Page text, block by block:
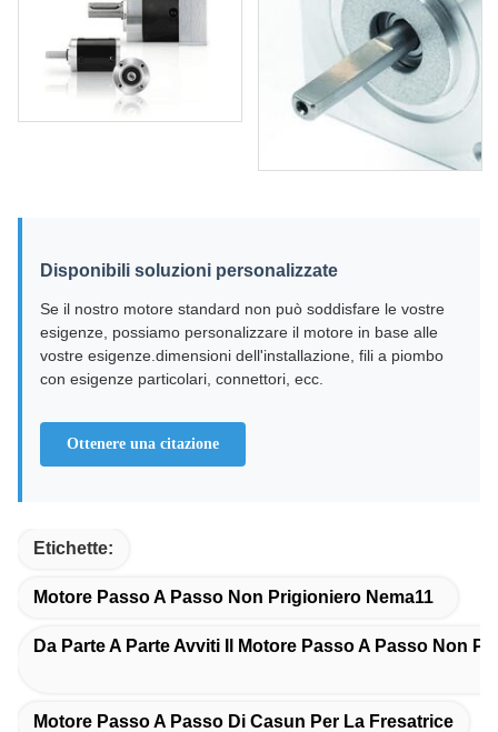
Disponibili soluzioni personalizzate
Se il nostro motore standard non può soddisfare le vostre
esigenze, possiamo personalizzare il motore in base alle
vostre esigenze.dimensioni dell'installazione, fili a piombo
con esigenze particolari, connettori, ecc.
Ottenere una citazione
Etichette:
Motore Passo A Passo Non Prigioniero Nema11
Da Parte A Parte Avviti Il Motore Passo A Passo Non
Motore Passo A Passo Di Casun Per La Fresatrice